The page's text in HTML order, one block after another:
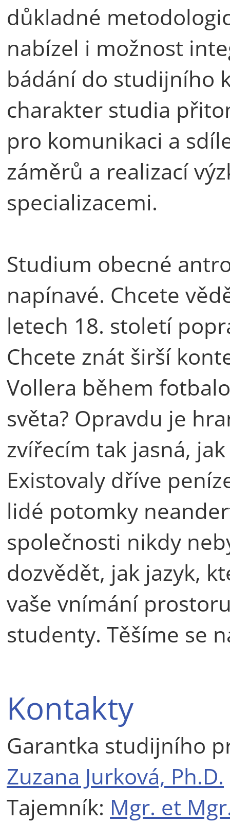
důkladné
nabízel i možnost
bádání do studijního
charakter studia
pro komunikaci a
záměrů a realizací
specializacemi.
Studium obecné
napínavé. Chcete
letech 18. století
Chcete znát širší
Vollera během
světa? Opravdu je
zvířecím tak jasná,
Existovaly dříve
lidé potomky
společnosti nikdy
dozvědět, jak jazyk,
vaše vnímání
studenty. Těšíme se
Kontakty
Garantka studijního
Zuzana Jurková, Ph.D.
Tajemník: Mgr. et